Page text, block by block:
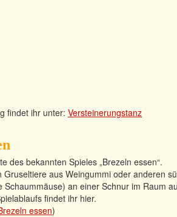
findet ihr unter: Versteinerungstanz
des bekannten Spieles „Brezeln essen“.
aus Weingummi oder anderen
an einer Schnur im Raum
findet ihr hier.
essen)